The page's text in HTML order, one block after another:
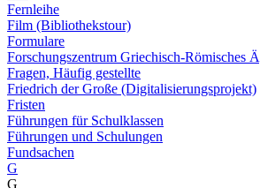
Fernleihe
Film (Bibliothekstour)
Formulare
Forschungszentrum Griechisch-Römisches
Fragen, Häufig gestellte
Friedrich der Große (Digitalisierungsprojekt)
Fristen
Führungen für Schulklassen
Führungen und Schulungen
Fundsachen
G
G